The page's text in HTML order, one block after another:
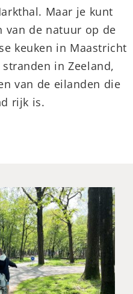
Maar je kunt
van de natuur op de
keuken in Maastricht
in Zeeland,
van de eilanden die
rijk is.